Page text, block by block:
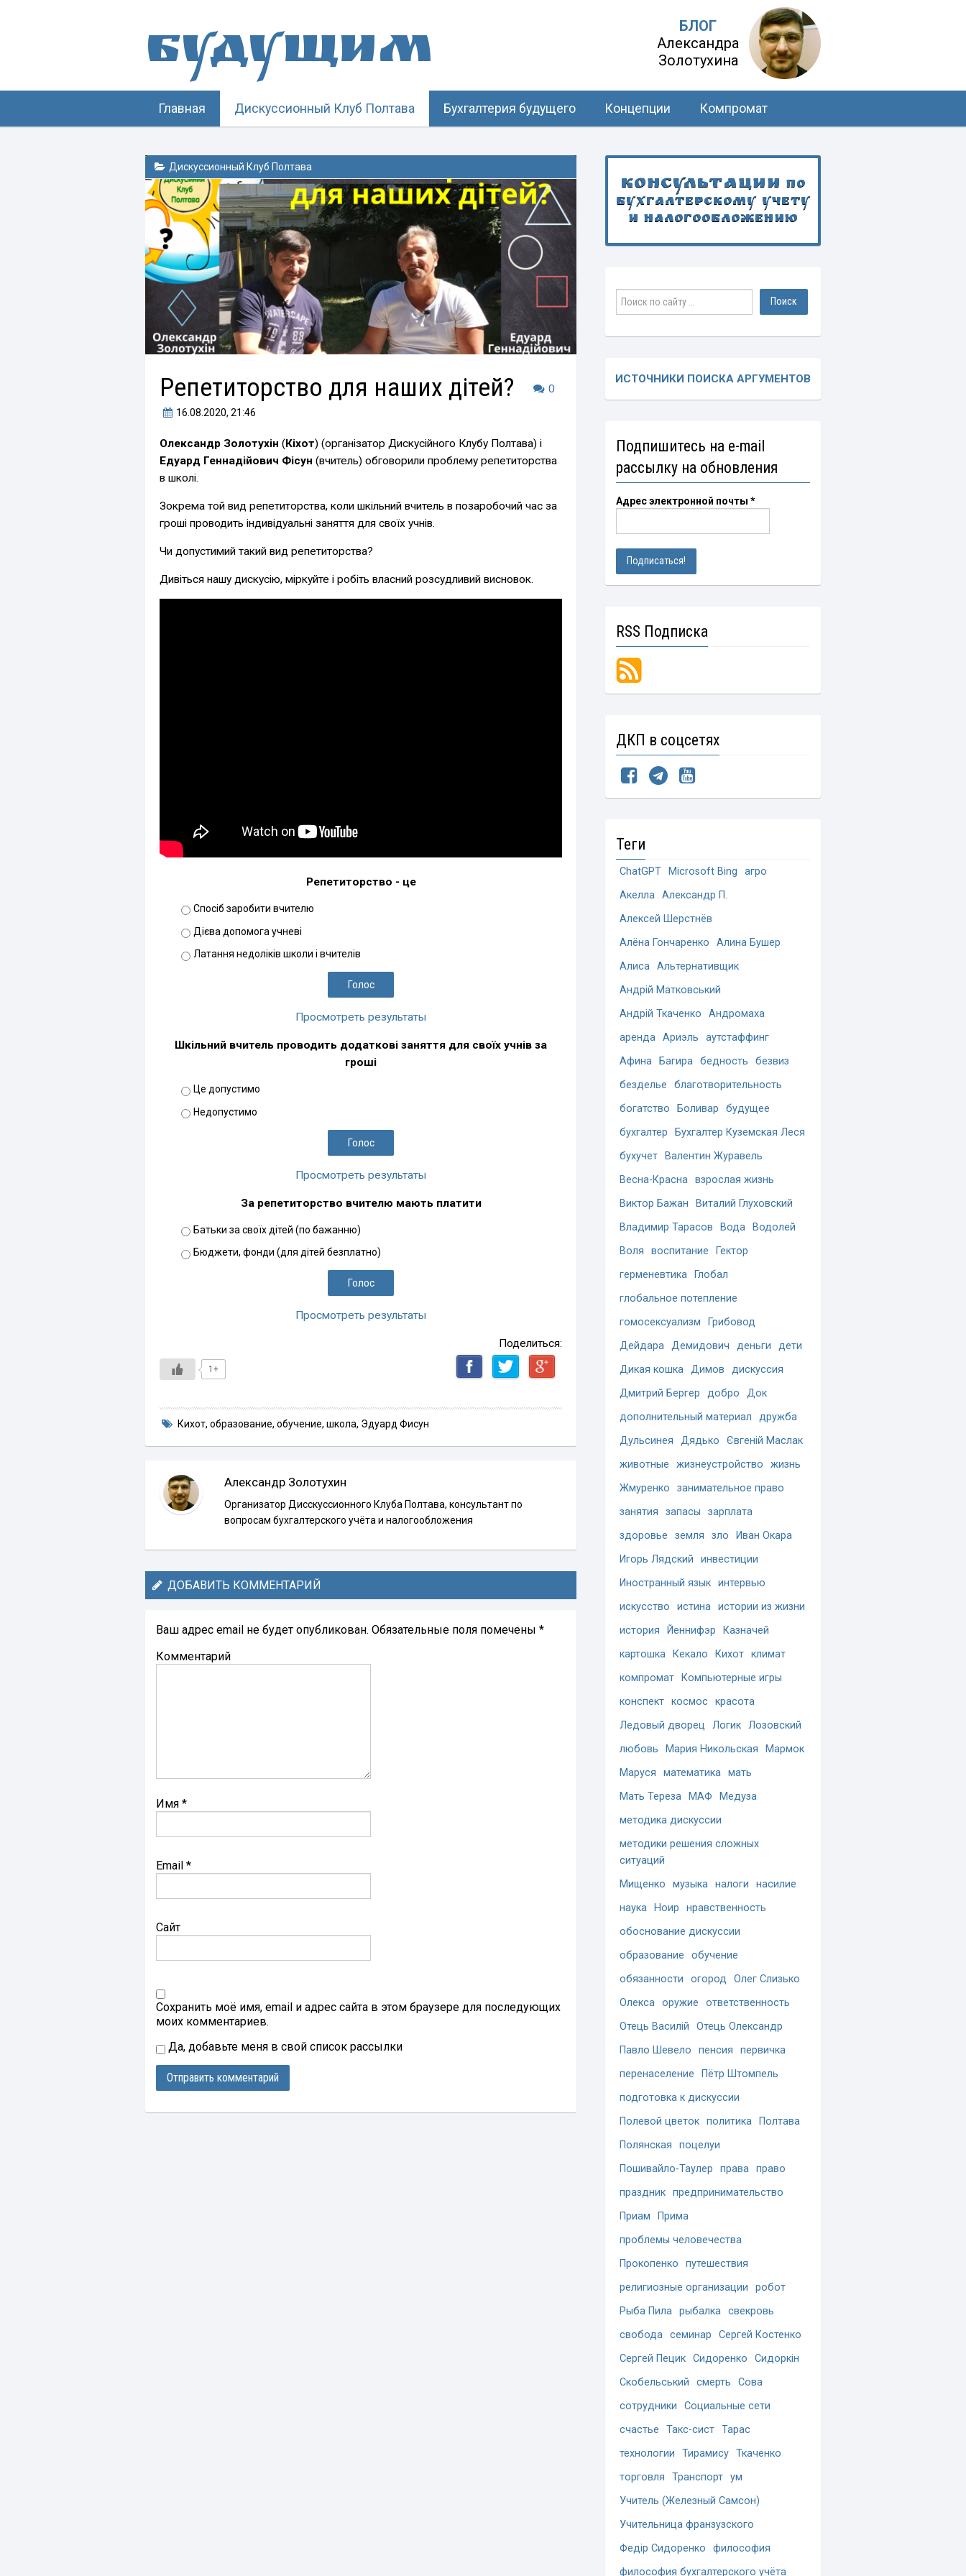
Будущим
БЛОГ
Александра
Золотухина
Главная Дискуссионный Клуб Полтава Бухгалтерия будущего Концепции Компромат
Дискуссионный Клуб Полтава
0
Репетиторство для наших дітей?
16.08.2020, 21:46
Олександр Золотухін (Кіхот) (організатор Дискусійного Клубу Полтава) і
Едуард Геннадійович Фісун (вчитель) обговорили проблему репетиторства
в школі.
Зокрема той вид репетиторства, коли шкільний вчитель в позаробочий час за
гроші проводить індивідуальні заняття для своїх учнів.
Чи допустимий такий вид репетиторства?
Дивіться нашу дискусію, міркуйте і робіть власний розсудливий висновок.
Репетиторство - це
Спосіб заробити вчителю
Дієва допомога учневі
Латання недоліків школи і вчителів
Просмотреть результаты
Шкільний вчитель проводить додаткові заняття для своїх учнів за
гроші
Це допустимо
Недопустимо
Просмотреть результаты
За репетиторство вчителю мають платити
Батьки за своїх дітей (по бажанню)
Бюджети, фонди (для дітей безплатно)
Просмотреть результаты
Поделиться:
1+
Кихот, образование, обучение, школа, Эдуард Фисун
Александр Золотухин
Организатор Дисскуссионного Клуба Полтава, консультант по
вопросам бухгалтерского учёта и налогообложения
ДОБАВИТЬ КОММЕНТАРИЙ
Ваш адрес email не будет опубликован. Обязательные поля помечены *
Комментарий
Имя *
Email *
Сайт
Сохранить моё имя, email и адрес сайта в этом браузере для последующих
моих комментариев.
Да, добавьте меня в свой список рассылки
Консультации по
бухгалтерскому учету
и налогообложению
ИСТОЧНИКИ ПОИСКА АРГУМЕНТОВ
Подпишитесь на e-mail
рассылку на обновления
Адрес электронной почты *
RSS Подписка
ДКП в соцсетях
Теги
ChatGPT Microsoft Bing
агро
Акелла Александр П.
Алексей Шерстнёв
Алёна Гончаренко
Алина Бушер
Алиса Альтернативщик
Андрій Матковський
Андрій Ткаченко
Андромаха
аренда Ариэль
аутстаффинг
Афина
Багира бедность
безвиз
безделье
благотворительность
богатство
Боливар
будущее
бухгалтер
Бухгалтер Куземская Леся
бухучет
Валентин Журавель
Весна-Красна взрослая жизнь
Виктор Бажан
Виталий Глуховский
Владимир Тарасов
Вода
Водолей
Воля
воспитание
Гектор
герменевтика
Глобал
глобальное потепление
гомосексуализм
Грибовод
Дейдара Демидович деньги
дети
Дикая кошка Димов
дискуссия
Дмитрий Бергер
добро
Док
дополнительный материал
дружба
Дульсинея
Дядько
Євгеній Маслак
животные
жизнеустройство
жизнь
Жмуренко
занимательное право
занятия
запасы
зарплата
здоровье
земля зло
Иван Окара
Игорь Лядский
инвестиции
Иностранный язык интервью
искусство
истина истории из жизни
история
Йеннифэр
Казначей
картошка
Кекало Кихот климат
компромат
Компьютерные игры
конспект космос красота
Ледовый дворец
Логик Лозовский
любовь
Мария Никольская
Мармок
Маруся
математика мать
Мать Тереза
МАФ
Медуза
методика дискуссии
методики решения сложных
ситуаций
Мищенко
музыка налоги
насилие
наука
Ноир
нравственность
обоснование дискуссии
образование
обучение
обязанности
огород
Олег Слизько
Олекса оружие
ответственность
Отець Василій
Отець Олександр
Павло Шевело
пенсия
первичка
перенаселение
Пётр Штомпель
подготовка к дискуссии
Полевой цветок политика
Полтава
Полянская
поцелуи
Пошивайло-Таулер
права право
праздник предпринимательство
Приам
Прима
проблемы человечества
Прокопенко
путешествия
религиозные организации
робот
Рыба Пила рыбалка свекровь
свобода семинар
Сергей Костенко
Сергей Пецик Сидоренко
Сидоркін
Скобельський
смерть
Сова
сотрудники
Социальные сети
счастье
Такс-сист Тарас
технологии
Тирамису Ткаченко
торговля
Транспорт ум
Учитель (Железный Самсон)
Учительница франзузского
Федір Сидоренко
философия
философия бухгалтерского учёта